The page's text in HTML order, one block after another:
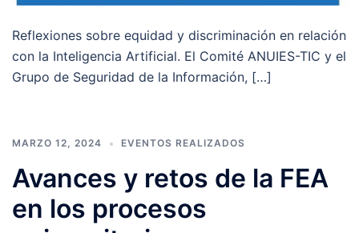
Reflexiones sobre equidad y discriminación en relación
con la Inteligencia Artificial. El Comité ANUIES-TIC y el
Grupo de Seguridad de la Información, […]
MARZO 12, 2024 EVENTOS REALIZADOS
Avances y retos de la FEA
en los procesos